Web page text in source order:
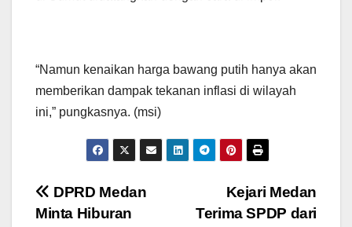
“Namun kenaikan harga bawang putih hanya akan
memberikan dampak tekanan inflasi di wilayah
ini,” pungkasnya. (msi)
Navigasi
Kejari Medan
Terima SPDP dari
DPRD Medan
Minta Hiburan